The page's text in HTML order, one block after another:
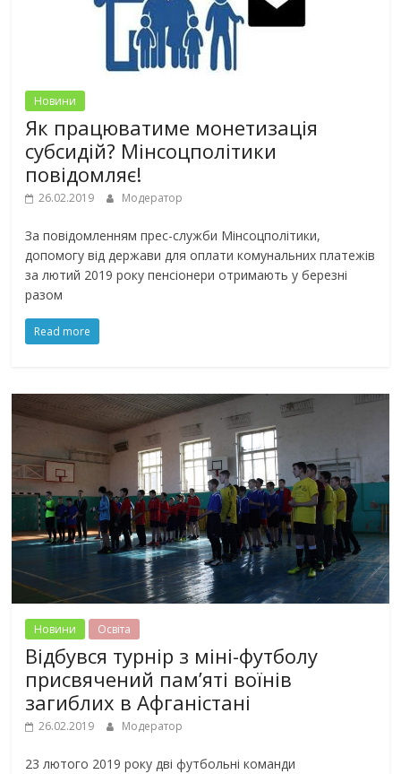
Новини
Як працюватиме монетизація
субсидій? Мінсоцполітики
повідомляє!
26.02.2019 Модератор
За повідомленням прес-служби Мінсоцполітики,
допомогу від держави для оплати комунальних платежів
за лютий 2019 року пенсіонери отримають у березні
разом
Read more
Новини Освiта
Відбувся турнір з міні-футболу
присвячений пам’яті воїнів
загиблих в Афганістані
26.02.2019 Модератор
23 лютого 2019 року дві футбольні команди